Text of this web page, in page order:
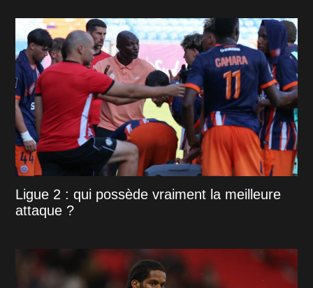
Ligue 2 : qui possède vraiment la meilleure
attaque ?